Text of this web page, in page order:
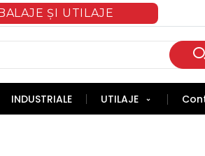
ȘI UTILAJE
INDUSTRIALE UTILAJE